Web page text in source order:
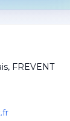
, FREVENT